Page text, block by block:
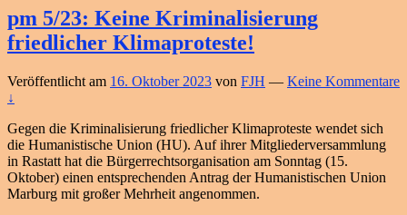
pm 5/23: Keine Kriminalisierung
friedlicher Klimaproteste!
Veröffentlicht am 16. Oktober 2023 von FJH — Keine Kommentare
↓
Gegen die Kriminalisierung friedlicher Klimaproteste wendet sich
die Humanistische Union (HU). Auf ihrer Mitgliederversammlung
in Rastatt hat die Bürgerrechtsorganisation am Sonntag (15.
Oktober) einen entsprechenden Antrag der Humanistischen Union
Marburg mit großer Mehrheit angenommen.